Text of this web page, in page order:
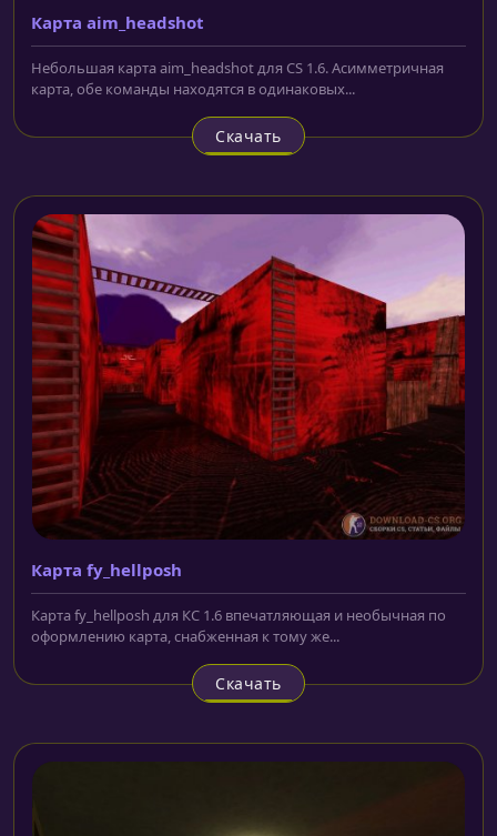
Карта aim_headshot
Небольшая карта aim_headshot для CS 1.6. Асимметричная
карта, обе команды находятся в одинаковых...
Скачать
Карта fy_hellposh
Карта fy_hellposh для КС 1.6 впечатляющая и необычная по
оформлению карта, снабженная к тому же...
Скачать